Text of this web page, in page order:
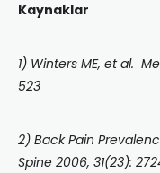
Kaynaklar
1) Winters ME, et al.
523
2) Back Pain
Spine 2006, 31(23):